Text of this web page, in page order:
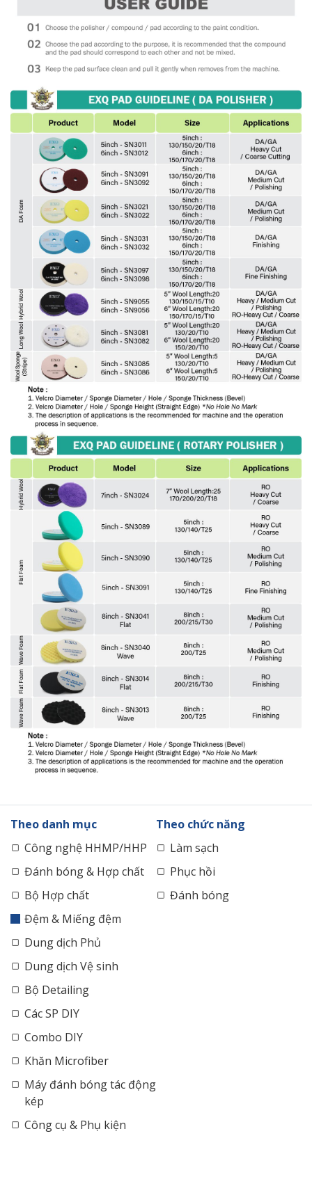
Theo danh mục
Công nghệ HHMP/HHP
Đánh bóng & Hợp chất
Bộ Hợp chất
Đệm & Miếng đệm
Dung dịch Phủ
Dung dịch Vệ sinh
Bộ Detailing
Các SP DIY
Combo DIY
Khăn Microfiber
Máy đánh bóng tác động
kép
Công cụ & Phụ kiện
Theo chức năng
Làm sạch
Phục hồi
Đánh bóng